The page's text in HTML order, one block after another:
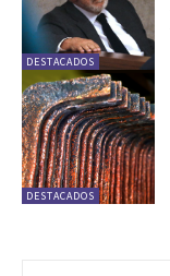
DESTACADOS
DESTACADOS